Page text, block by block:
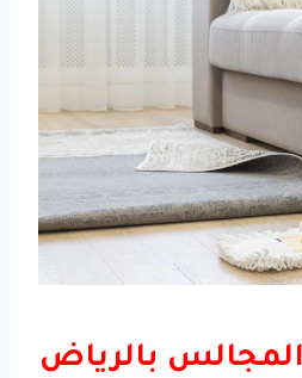
بالرياض